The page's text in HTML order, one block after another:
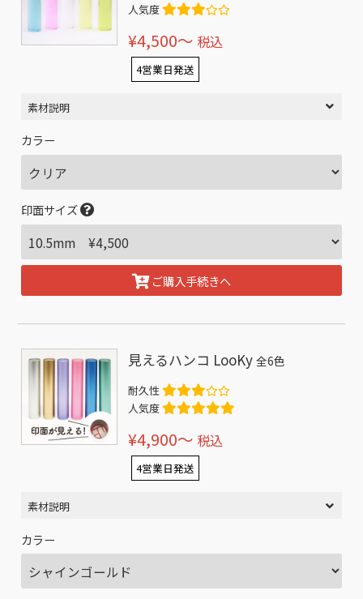
人気度
¥4,500〜 税込
4営業日発送
素材説明
カラー
印面サイズ
ご購入手続きへ
見えるハンコ LooKy全6色
耐久性
人気度
¥4,900〜 税込
4営業日発送
素材説明
カラー